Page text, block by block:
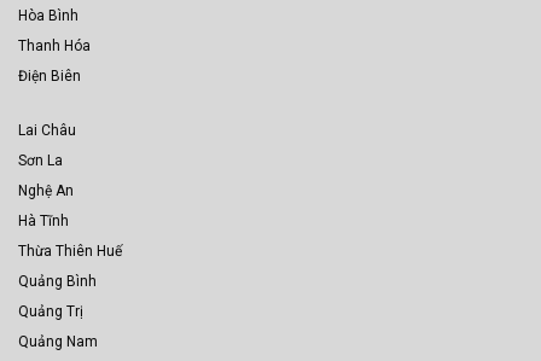
Hòa Bình
Thanh Hóa
Điện Biên
Lai Châu
Sơn La
Nghệ An
Hà Tĩnh
Thừa Thiên Huế
Quảng Bình
Quảng Trị
Quảng Nam